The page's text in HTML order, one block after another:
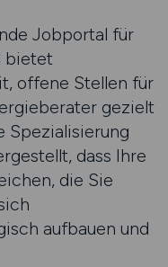
Jobportal für
bietet
offene Stellen für
gezielt
Spezialisierung
dass Ihre
die Sie
aufbauen und